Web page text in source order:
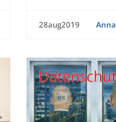
28aug2019